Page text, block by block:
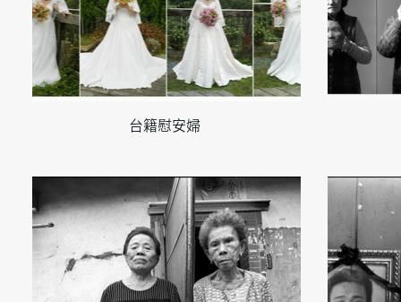
台籍慰安婦